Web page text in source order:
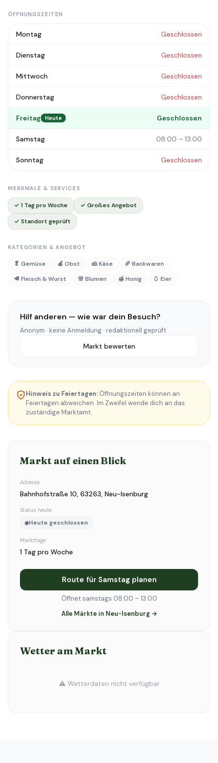
ÖFFNUNGSZEITEN
Montag Geschlossen
Dienstag Geschlossen
Mittwoch Geschlossen
Donnerstag Geschlossen
Freitag Heute Geschlossen
Samstag 08:00 – 13:00
Sonntag Geschlossen
MERKMALE & SERVICES
✓ 1 Tag pro Woche ✓ Großes Angebot
✓ Standort geprüft
KATEGORIEN & ANGEBOT
🥬 Gemüse 🍎 Obst 🧀 Käse
🥖 Backwaren
🥩 Fleisch & Wurst
🌸 Blumen 🍯 Honig 🥚 Eier
Hilf anderen — wie war dein Besuch?
Anonym · keine Anmeldung · redaktionell geprüft
Markt bewerten
Hinweis zu Feiertagen: Öffnungszeiten können an
Feiertagen abweichen. Im Zweifel wende dich an das
zuständige Marktamt.
Markt auf einen Blick
Adresse
Bahnhofstraße 10, 63263, Neu-Isenburg
Status heute
Heute geschlossen
Markttage
1 Tag pro Woche
Route für Samstag planen
Öffnet samstags 08:00 – 13:00
Alle Märkte in Neu-Isenburg →
Wetter am Markt
⚠️ Wetterdaten nicht verfügbar